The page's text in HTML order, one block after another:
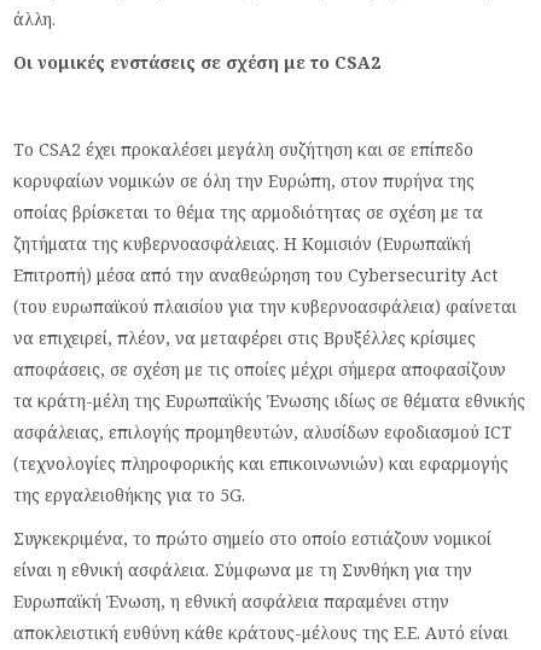
άλλη.
Οι νομικές ενστάσεις σε σχέση με το CSA2
Το CSA2 έχει προκαλέσει μεγάλη συζήτηση και σε επίπεδο
κορυφαίων νομικών σε όλη την Ευρώπη, στον πυρήνα της
οποίας βρίσκεται το θέμα της αρμοδιότητας σε σχέση με τα
ζητήματα της κυβερνοασφάλειας. Η Κομισιόν (Ευρωπαϊκή
Επιτροπή) μέσα από την αναθεώρηση του Cybersecurity Act
(του ευρωπαϊκού πλαισίου για την κυβερνοασφάλεια) φαίνεται
να επιχειρεί, πλέον, να μεταφέρει στις Βρυξέλλες κρίσιμες
αποφάσεις, σε σχέση με τις οποίες μέχρι σήμερα αποφασίζουν
τα κράτη-μέλη της Ευρωπαϊκής Ένωσης ιδίως σε θέματα εθνικής
ασφάλειας, επιλογής προμηθευτών, αλυσίδων εφοδιασμού ICT
(τεχνολογίες πληροφορικής και επικοινωνιών) και εφαρμογής
της εργαλειοθήκης για το 5G.
Συγκεκριμένα, το πρώτο σημείο στο οποίο εστιάζουν νομικοί
είναι η εθνική ασφάλεια. Σύμφωνα με τη Συνθήκη για την
Ευρωπαϊκή Ένωση, η εθνική ασφάλεια παραμένει στην
αποκλειστική ευθύνη κάθε κράτους-μέλους της Ε.Ε. Αυτό είναι